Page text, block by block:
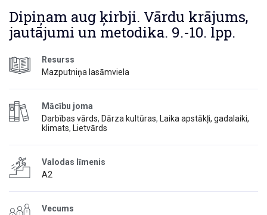
Dipiņam aug ķirbji. Vārdu krājums,
jautājumi un metodika. 9.-10. lpp.
Resurss
Mazputniņa lasāmviela
Mācību joma
Darbības vārds, Dārza kultūras, Laika apstākļi, gadalaiki,
klimats, Lietvārds
Valodas līmenis
A2
Vecums